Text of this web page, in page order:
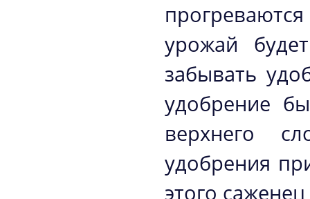
урожай
забывать
удобрение
верхнего
удобрения
этого